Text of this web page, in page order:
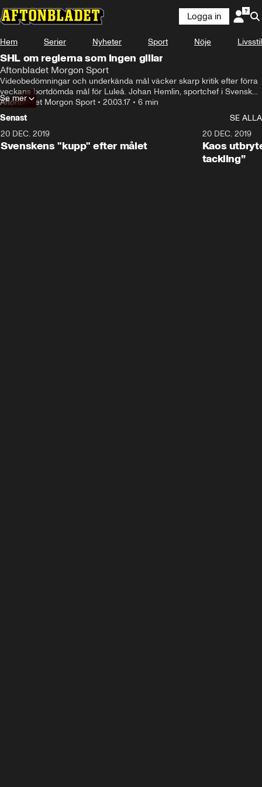
Logga in
Hem Serier Nyheter Sport Nöje Livsstil
SHL om reglerna som ingen gillar
Aftonbladet Morgon Sport
Videobedömningar och underkända mål väcker skarp kritik efter förra
veckans bortdömda mål för Luleå. Johan Hemlin, sportchef i Svenska
Hockeyligan, bemöter kritiken.
Aftonbladet Morgon Sport • 20.03.17 • 6 min
Se mer
Senast
SE ALLA
20 DEC. 2019
Svenskens "kupp" efter målet
20 DEC. 2019
Kaos
tackling”